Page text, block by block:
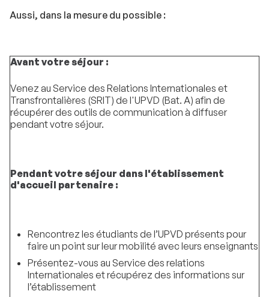
Aussi, dans la mesure du possible :
Avant votre séjour :
Venez au Service des Relations Internationales et
Transfrontalières (SRIT) de l'UPVD (Bat. A) afin de
récupérer des outils de communication à diffuser
pendant votre séjour.
Pendant votre séjour dans l'établissement
d'accueil partenaire :
Rencontrez les étudiants de l’UPVD présents pour
faire un point sur leur mobilité avec leurs enseignants
Présentez-vous au Service des relations
Internationales et récupérez des informations sur
l’établissement